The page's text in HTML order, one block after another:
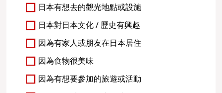
日本有想去的觀光地點或設施
日本對日本文化 / 歷史有興趣
因為有家人或朋友在日本居住
因為食物很美味
因為有想要參加的旅遊或活動